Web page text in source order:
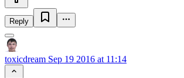
Reply
toxicdream Sep 19 2016 at 11:14